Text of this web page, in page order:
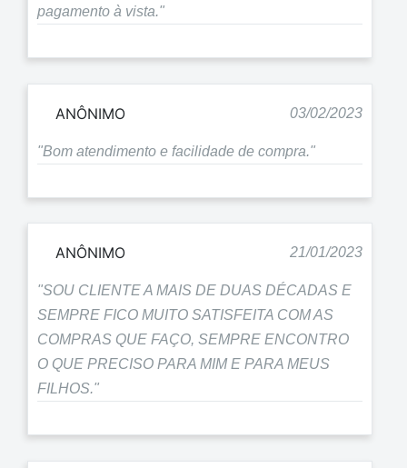
pagamento à vista."
ANÔNIMO 03/02/2023
"Bom atendimento e facilidade de compra."
ANÔNIMO 21/01/2023
"SOU CLIENTE A MAIS DE DUAS DÉCADAS E
SEMPRE FICO MUITO SATISFEITA COM AS
COMPRAS QUE FAÇO, SEMPRE ENCONTRO
O QUE PRECISO PARA MIM E PARA MEUS
FILHOS."